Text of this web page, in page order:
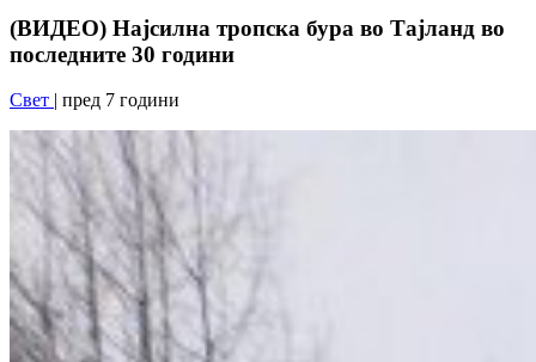
(ВИДЕО) Најсилна тропска бура во Тајланд во
последните 30 години
Свет | пред 7 години